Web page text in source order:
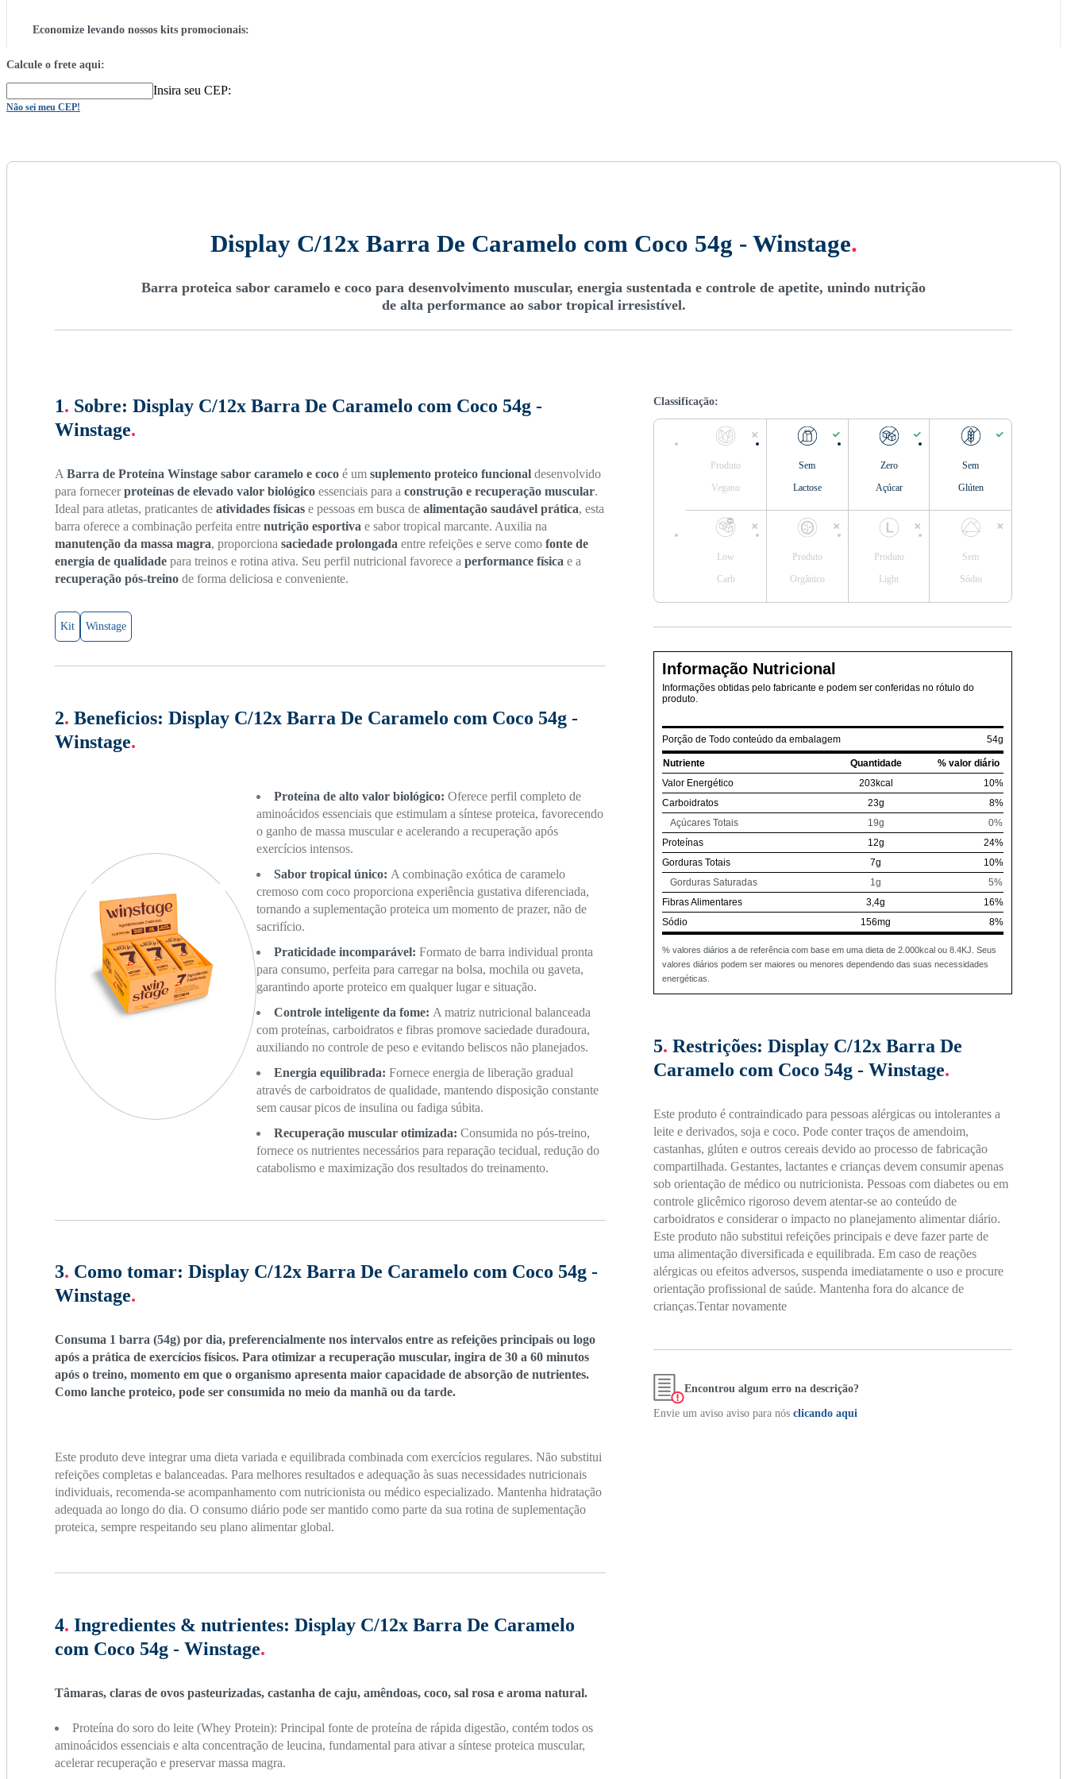
Economize levando nossos kits promocionais:
Calcule o frete aqui:
Insira seu CEP:
Não sei meu CEP!
Display C/12x Barra De Caramelo com Coco 54g - Winstage.
Barra proteica sabor caramelo e coco para desenvolvimento muscular, energia sustentada e controle de apetite, unindo nutrição
de alta performance ao sabor tropical irresistível.
1. Sobre: Display C/12x Barra De Caramelo com Coco 54g -
Winstage.
A Barra de Proteína Winstage sabor caramelo e coco é um suplemento proteico funcional desenvolvido
para fornecerproteínas de elevado valor biológico essenciais para a construção e recuperação muscular.
Ideal para atletas, praticantes de atividades físicas e pessoas em busca de alimentação saudável prática, esta
barra oferece a combinação perfeita entre nutrição esportiva e sabor tropical marcante. Auxilia na
manutenção da massa magra, proporciona saciedade prolongada entre refeições e serve como fonte de
energia de qualidade para treinos e rotina ativa. Seu perfil nutricional favorece a performance física e a
recuperação pós-treino de forma deliciosa e conveniente.
Kit Winstage
2. Beneficios: Display C/12x Barra De Caramelo com Coco 54g -
Winstage.
Proteína de alto valor biológico: Oferece perfil completo de
aminoácidos essenciais que estimulam a síntese proteica, favorecendo
o ganho de massa muscular e acelerando a recuperação após
exercícios intensos.
Sabor tropical único: A combinação exótica de caramelo
cremoso com coco proporciona experiência gustativa diferenciada,
tornando a suplementação proteica um momento de prazer, não de
sacrifício.
Praticidade incomparável: Formato de barra individual pronta
para consumo, perfeita para carregar na bolsa, mochila ou gaveta,
garantindo aporte proteico em qualquer lugar e situação.
Controle inteligente da fome: A matriz nutricional balanceada
com proteínas, carboidratos e fibras promove saciedade duradoura,
auxiliando no controle de peso e evitando beliscos não planejados.
Energia equilibrada: Fornece energia de liberação gradual
através de carboidratos de qualidade, mantendo disposição constante
sem causar picos de insulina ou fadiga súbita.
Recuperação muscular otimizada: Consumida no pós-treino,
fornece os nutrientes necessários para reparação tecidual, redução do
catabolismo e maximização dos resultados do treinamento.
3. Como tomar: Display C/12x Barra De Caramelo com Coco 54g -
Winstage.
Consuma 1 barra (54g) por dia, preferencialmente nos intervalos entre as refeições principais ou logo
após a prática de exercícios físicos. Para otimizar a recuperação muscular, ingira de 30 a 60 minutos
após o treino, momento em que o organismo apresenta maior capacidade de absorção de nutrientes.
Como lanche proteico, pode ser consumida no meio da manhã ou da tarde.
Este produto deve integrar uma dieta variada e equilibrada combinada com exercícios regulares. Não substitui
refeições completas e balanceadas. Para melhores resultados e adequação às suas necessidades nutricionais
individuais, recomenda-se acompanhamento com nutricionista ou médico especializado. Mantenha hidratação
adequada ao longo do dia. O consumo diário pode ser mantido como parte da sua rotina de suplementação
proteica, sempre respeitando seu plano alimentar global.
4. Ingredientes & nutrientes: Display C/12x Barra De Caramelo
com Coco 54g - Winstage.
Tâmaras, claras de ovos pasteurizadas, castanha de caju, amêndoas, coco, sal rosa e aroma natural.
Proteína do soro do leite (Whey Protein): Principal fonte de proteína de rápida digestão, contém todos os
aminoácidos essenciais e alta concentração de leucina, fundamental para ativar a síntese proteica muscular,
acelerar recuperação e preservar massa magra.
Classificação:
Produto
Vegano
Sem
Lactose
Zero
Açúcar
Sem
Glúten
Low
Carb
Produto
Orgânico
Produto
Light
Sem
Sódio
Informação Nutricional
Informações obtidas pelo fabricante e podem ser conferidas no rótulo do
produto.
Porção de Todo conteúdo da embalagem 54g
Nutriente Quantidade
% valor diário
Valor Energético
203kcal
10%
Carboidratos
23g
8%
Açúcares Totais
19g
0%
Proteínas
12g
24%
Gorduras Totais
7g
10%
Gorduras Saturadas
1g
5%
Fibras Alimentares
3,4g
16%
Sódio
156mg 8%
% valores diários a de referência com base em uma dieta de 2.000kcal ou 8.4KJ. Seus
valores diários podem ser maiores ou menores dependendo das suas necessidades
energéticas.
5. Restrições: Display C/12x Barra De
Caramelo com Coco 54g - Winstage.
Este produto é contraindicado para pessoas alérgicas ou intolerantes a
leite e derivados, soja e coco. Pode conter traços de amendoim,
castanhas, glúten e outros cereais devido ao processo de fabricação
compartilhada. Gestantes, lactantes e crianças devem consumir apenas
sob orientação de médico ou nutricionista. Pessoas com diabetes ou em
controle glicêmico rigoroso devem atentar-se ao conteúdo de
carboidratos e considerar o impacto no planejamento alimentar diário.
Este produto não substitui refeições principais e deve fazer parte de
uma alimentação diversificada e equilibrada. Em caso de reações
alérgicas ou efeitos adversos, suspenda imediatamente o uso e procure
orientação profissional de saúde. Mantenha fora do alcance de
crianças.Tentar novamente
Encontrou algum erro na descrição?
Envie um aviso aviso para nós clicando aqui